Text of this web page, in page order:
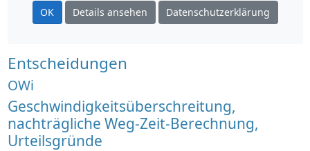
OK Details ansehen Datenschutzerklärung
Entscheidungen
OWi
Geschwindigkeitsüberschreitung,
nachträgliche Weg-Zeit-Berechnung,
Urteilsgründe